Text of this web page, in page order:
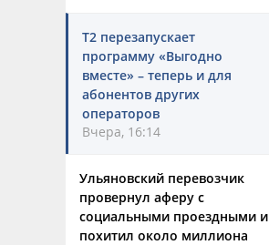
Т2 перезапускает
программу «Выгодно
вместе» – теперь и для
абонентов других
операторов
Вчера, 16:14
Ульяновский перевозчик
провернул аферу с
социальными проездными и
похитил около миллиона